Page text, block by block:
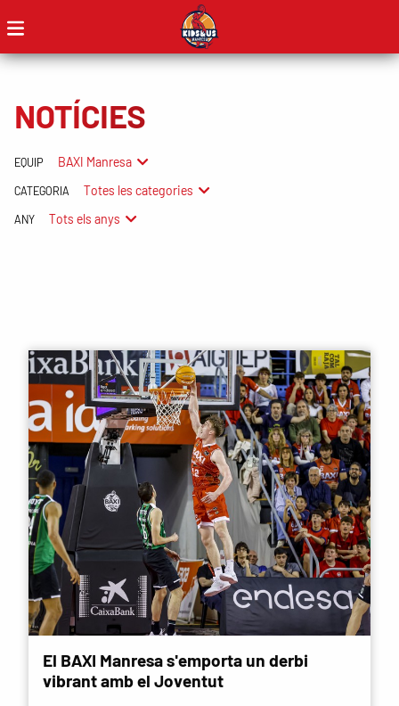
NOTÍCIES
EQUIP BAXI Manresa
CATEGORIA Totes les categories
ANY Tots els anys
El BAXI Manresa s'emporta un derbi
vibrant amb el Joventut